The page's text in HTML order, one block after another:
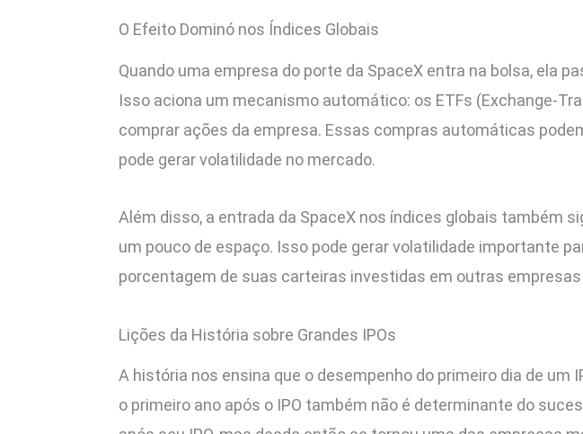
O Efeito Dominó nos Índices Globais
Quando uma empresa do porte da SpaceX entra na bolsa, ela
Isso aciona um mecanismo automático: os ETFs (Exchange-
comprar ações da empresa. Essas compras automáticas
pode gerar volatilidade no mercado.
Além disso, a entrada da SpaceX nos índices globais também
um pouco de espaço. Isso pode gerar volatilidade importante
porcentagem de suas carteiras investidas em outras
Lições da História sobre Grandes IPOs
A história nos ensina que o desempenho do primeiro dia de um
o primeiro ano após o IPO também não é determinante do